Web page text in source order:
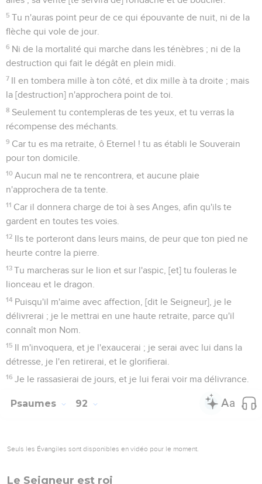
16 Je le rassasierai de jours, et je lui ferai voir ma délivrance.
Psaumes 92
Seuls les Évangiles sont disponibles en vidéo pour le moment.
Le Seigneur est roi
1 Psaume de cantique, pour le jour du Sabbat.
2 C'est une belle chose que de célébrer l'Eternel, et de
psalmodier à ton Nom, ô Souverain !
3 Afin d'annoncer chaque matin ta bonté et ta fidélité toutes
les nuits.
4 Sur l'instrument à dix cordes, et sur la musette, et par un
Cantique [prémédité] sur la harpe.
5 Car, ô Eternel ! tu m'as réjoui par tes oeuvres ; je me
réjouirai des oeuvres de tes mains.
6 Ô Eternel ! que tes oeuvres sont magnifiques ! tes pensées
sont merveilleusement profondes.
7 L'homme abruti n'y connaît rien, et le fou n'entend point
ceci,
8 [Savoir], que les méchants croissent comme l'herbe, et que
tous les ouvriers d'iniquité fleurissent, pour être exterminés
éternellement.
9 Mais toi, ô Eternel ! tu es haut élevé à toujours.
Car voici tes ennemis, ô Eternel ! car voici tes ennemis
périront, [et] tous les ouvriers d'iniquité seront dissipés.
mon onction sera d'une huile toute fraîche.
entendront touchant les malins, qui s'élèvent contre moi, [ce